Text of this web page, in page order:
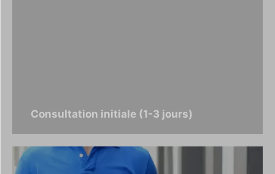
Consultation initiale (1-3 jours)